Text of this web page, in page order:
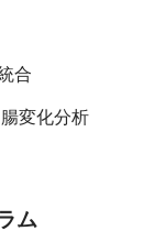
合
変化分析
ム